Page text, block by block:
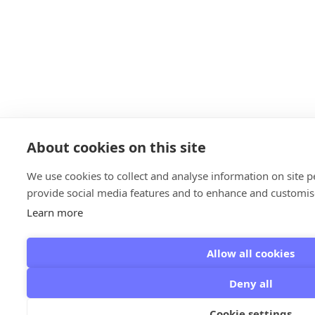
About cookies on this site
We use cookies to collect and analyse information on site
provide social media features and to enhance and
Learn more
Allow all cookies
Deny all